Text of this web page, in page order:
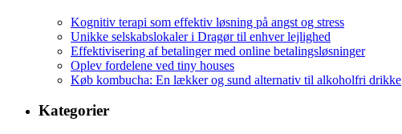
Kognitiv terapi som effektiv løsning på angst og stress
Unikke selskabslokaler i Dragør til enhver lejlighed
Effektivisering af betalinger med online betalingsløsninger
Oplev fordelene ved tiny houses
Køb kombucha: En lækker og sund alternativ til alkoholfri drikke
Kategorier